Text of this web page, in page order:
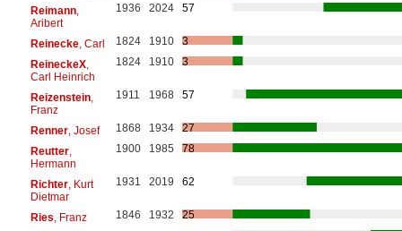
Reimann,
Aribert
1936 2024 57
Reinecke, Carl 1824 1910
3
ReineckeX,
Carl Heinrich
1824 1910 3
Reizenstein,
Franz
1911 1968 57
Renner, Josef 1868 1934
27
Reutter,
Hermann
1900 1985 78
Richter, Kurt
Dietmar
1931 2019 62
Ries , Franz 1846 1932
25